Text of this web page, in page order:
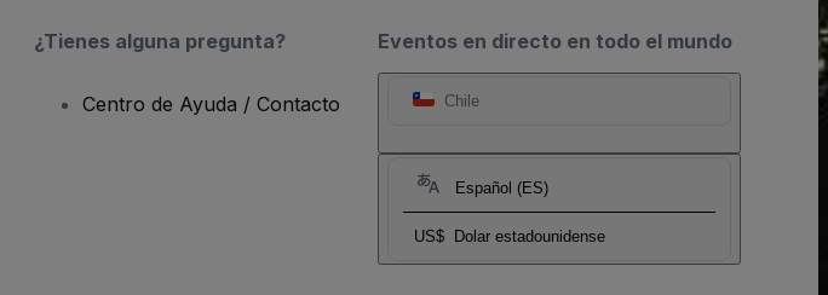
Eventos en directo en todo el mundo
Chile
Español (ES)
US$ Dolar estadounidense
¿Tienes alguna pregunta?
Centro de Ayuda / Contacto